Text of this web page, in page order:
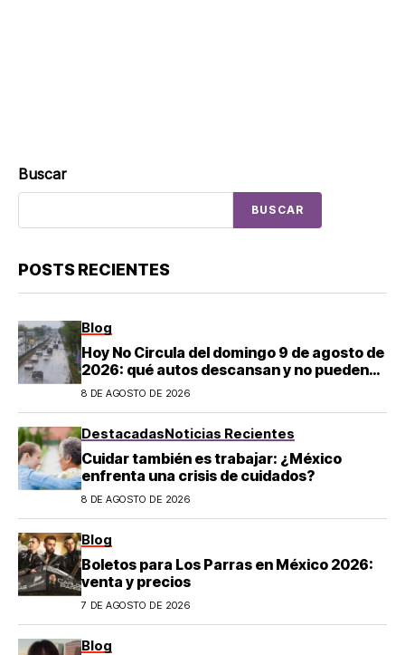
Buscar
BUSCAR
POSTS RECIENTES
Blog
Hoy No Circula del domingo 9 de agosto de
2026: qué autos descansan y no pueden
salir en CDMX y el Estado de México; estos
8 DE AGOSTO DE 2026
DestacadasNoticias Recientes
Cuidar también es trabajar: ¿México
enfrenta una crisis de cuidados?
8 DE AGOSTO DE 2026
Blog
Boletos para Los Parras en México 2026:
venta y precios
7 DE AGOSTO DE 2026
Blog